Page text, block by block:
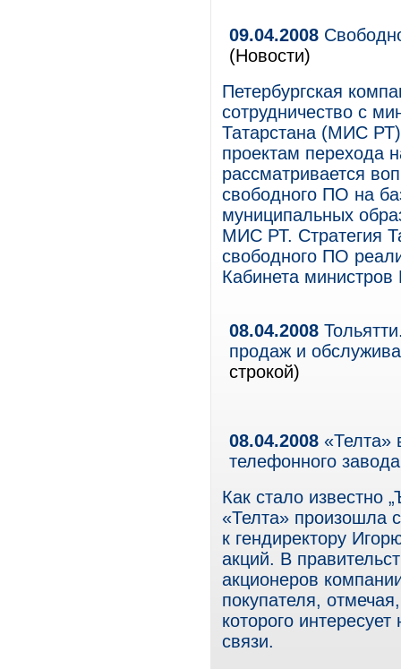
09.04.2008
(Новости)
Петербургская
сотрудничество с
Татарстана (МИС РТ)
проектам перехода
рассматривается
свободного ПО на
муниципальных
МИС РТ. Стратегия
свободного ПО
Кабинета министров
08.04.2008
продаж и
строкой)
08.04.2008 «Телта»
телефонного
Как стало известно
«Телта» произошла
к гендиректору
акций. В
акционеров
покупателя,
которого
связи.